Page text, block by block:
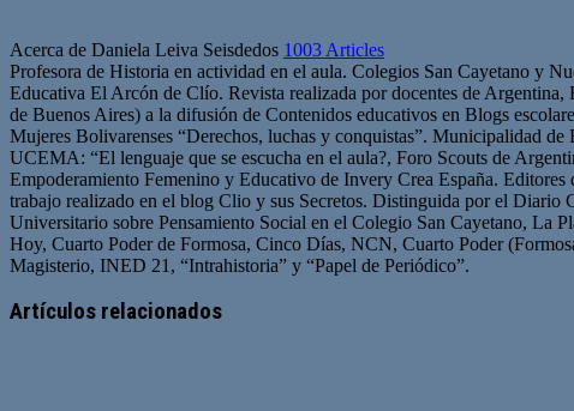
Acerca de Daniela Leiva Seisdedos 1003 Articles
Profesora de Historia en actividad en el aula. Colegios San Cayetano y
Educativa El Arcón de Clío. Revista realizada por docentes de
de Buenos Aires) a la difusión de Contenidos educativos en Blogs
Mujeres Bolivarenses “Derechos, luchas y conquistas”. Municipalidad
UCEMA: “El lenguaje que se escucha en el aula?, Foro Scouts de
Empoderamiento Femenino y Educativo de Invery Crea España.
trabajo realizado en el blog Clio y sus Secretos. Distinguida por el Diario
Universitario sobre Pensamiento Social en el Colegio San Cayetano, La
Hoy, Cuarto Poder de Formosa, Cinco Días, NCN, Cuarto Poder
Magisterio, INED 21, “Intrahistoria” y “Papel de Periódico”.
web
Artículos relacionados